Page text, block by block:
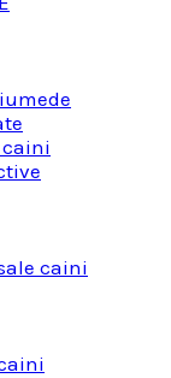
caini
caini